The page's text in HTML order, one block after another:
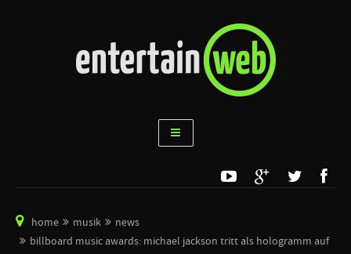
home musik
news
billboard music awards: michael jackson tritt als hologramm auf